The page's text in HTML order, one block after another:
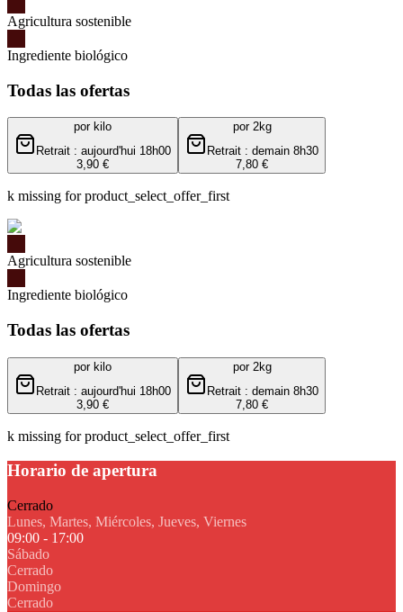
Agricultura sostenible
Ingrediente biológico
Todas las ofertas
por kilo
Retrait : aujourd'hui 18h00
3,90 €
por 2kg
Retrait : demain 8h30
7,80 €
k missing for product_select_offer_first
Agricultura sostenible
Ingrediente biológico
Todas las ofertas
por kilo
Retrait : aujourd'hui 18h00
3,90 €
por 2kg
Retrait : demain 8h30
7,80 €
k missing for product_select_offer_first
Horario de apertura
Cerrado
Lunes, Martes, Miércoles, Jueves, Viernes
09:00 - 17:00
Sábado
Cerrado
Domingo
Cerrado